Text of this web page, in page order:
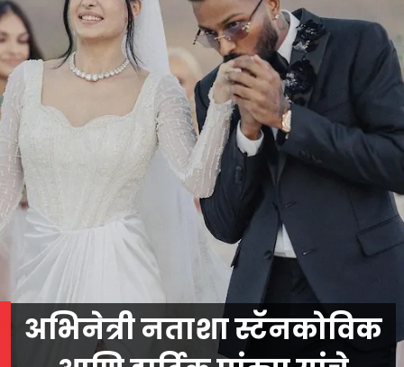
अभिनेत्री नताशा स्टॅनकोविक